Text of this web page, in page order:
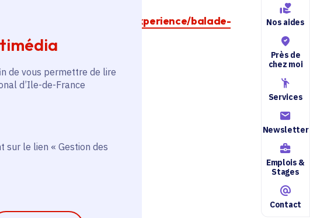
de vous permettre de lire
d’Ile-de-France
sur le lien « Gestion des
Nos aides
Près de
chez moi
Services
Newsletter
Emplois &
Stages
Contact
www.eco-nature.org/experience/balade-